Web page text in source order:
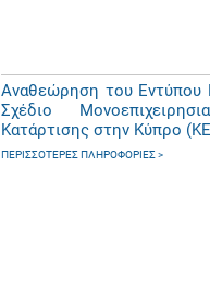
Αναθεώρηση του
Σχέδιο
Κατάρτισης στην Κύπρο
ΠΕΡΙΣΣΌΤΕΡΕΣ ΠΛΗΡΟΦΟΡΊΕΣ